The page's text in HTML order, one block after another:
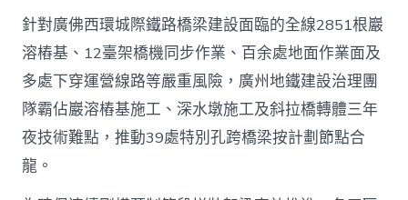
針對廣佛西環城際鐵路橋梁建設面臨的全線2851根巖
溶樁基、12臺架橋機同步作業、百余處地面作業面及
多處下穿運營線路等嚴重風險，廣州地鐵建設治理團
隊霸佔巖溶樁基施工、深水墩施工及斜拉橋轉體三年
夜技術難點，推動39處特別孔跨橋梁按計劃節點合
龍。